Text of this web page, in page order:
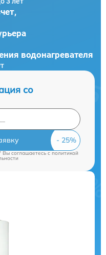
водонагревателя
со
Вы соглашаетесь cполитикой